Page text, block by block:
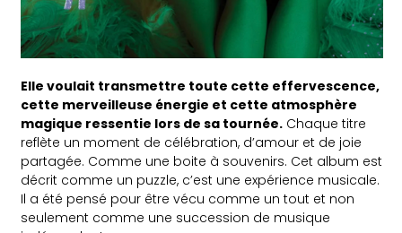
Elle voulait transmettre toute cette effervescence,
cette merveilleuse énergie et cette atmosphère
magique ressentie lors de sa tournée. Chaque titre
reflète un moment de célébration, d’amour et de joie
partagée. Comme une boite à souvenirs. Cet album est
décrit comme un puzzle, c’est une expérience musicale.
Il a été pensé pour être vécu comme un tout et non
seulement comme une succession de musique